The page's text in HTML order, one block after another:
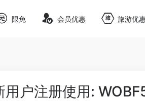
限免 会员优惠 旅游优
户注册使用: